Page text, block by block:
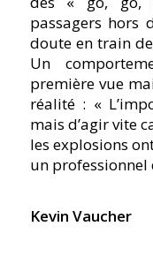
passagers hors
doute en train
Un
première vue
réalité : «
mais d’agir vite
les explosions
un professionnel
Kevin Vaucher